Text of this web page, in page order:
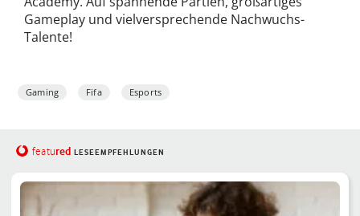
Gameplay und vielversprechende Nachwuchs-
Talente!
Gaming Fifa Esports
featured LESEEMPFEHLUNGEN